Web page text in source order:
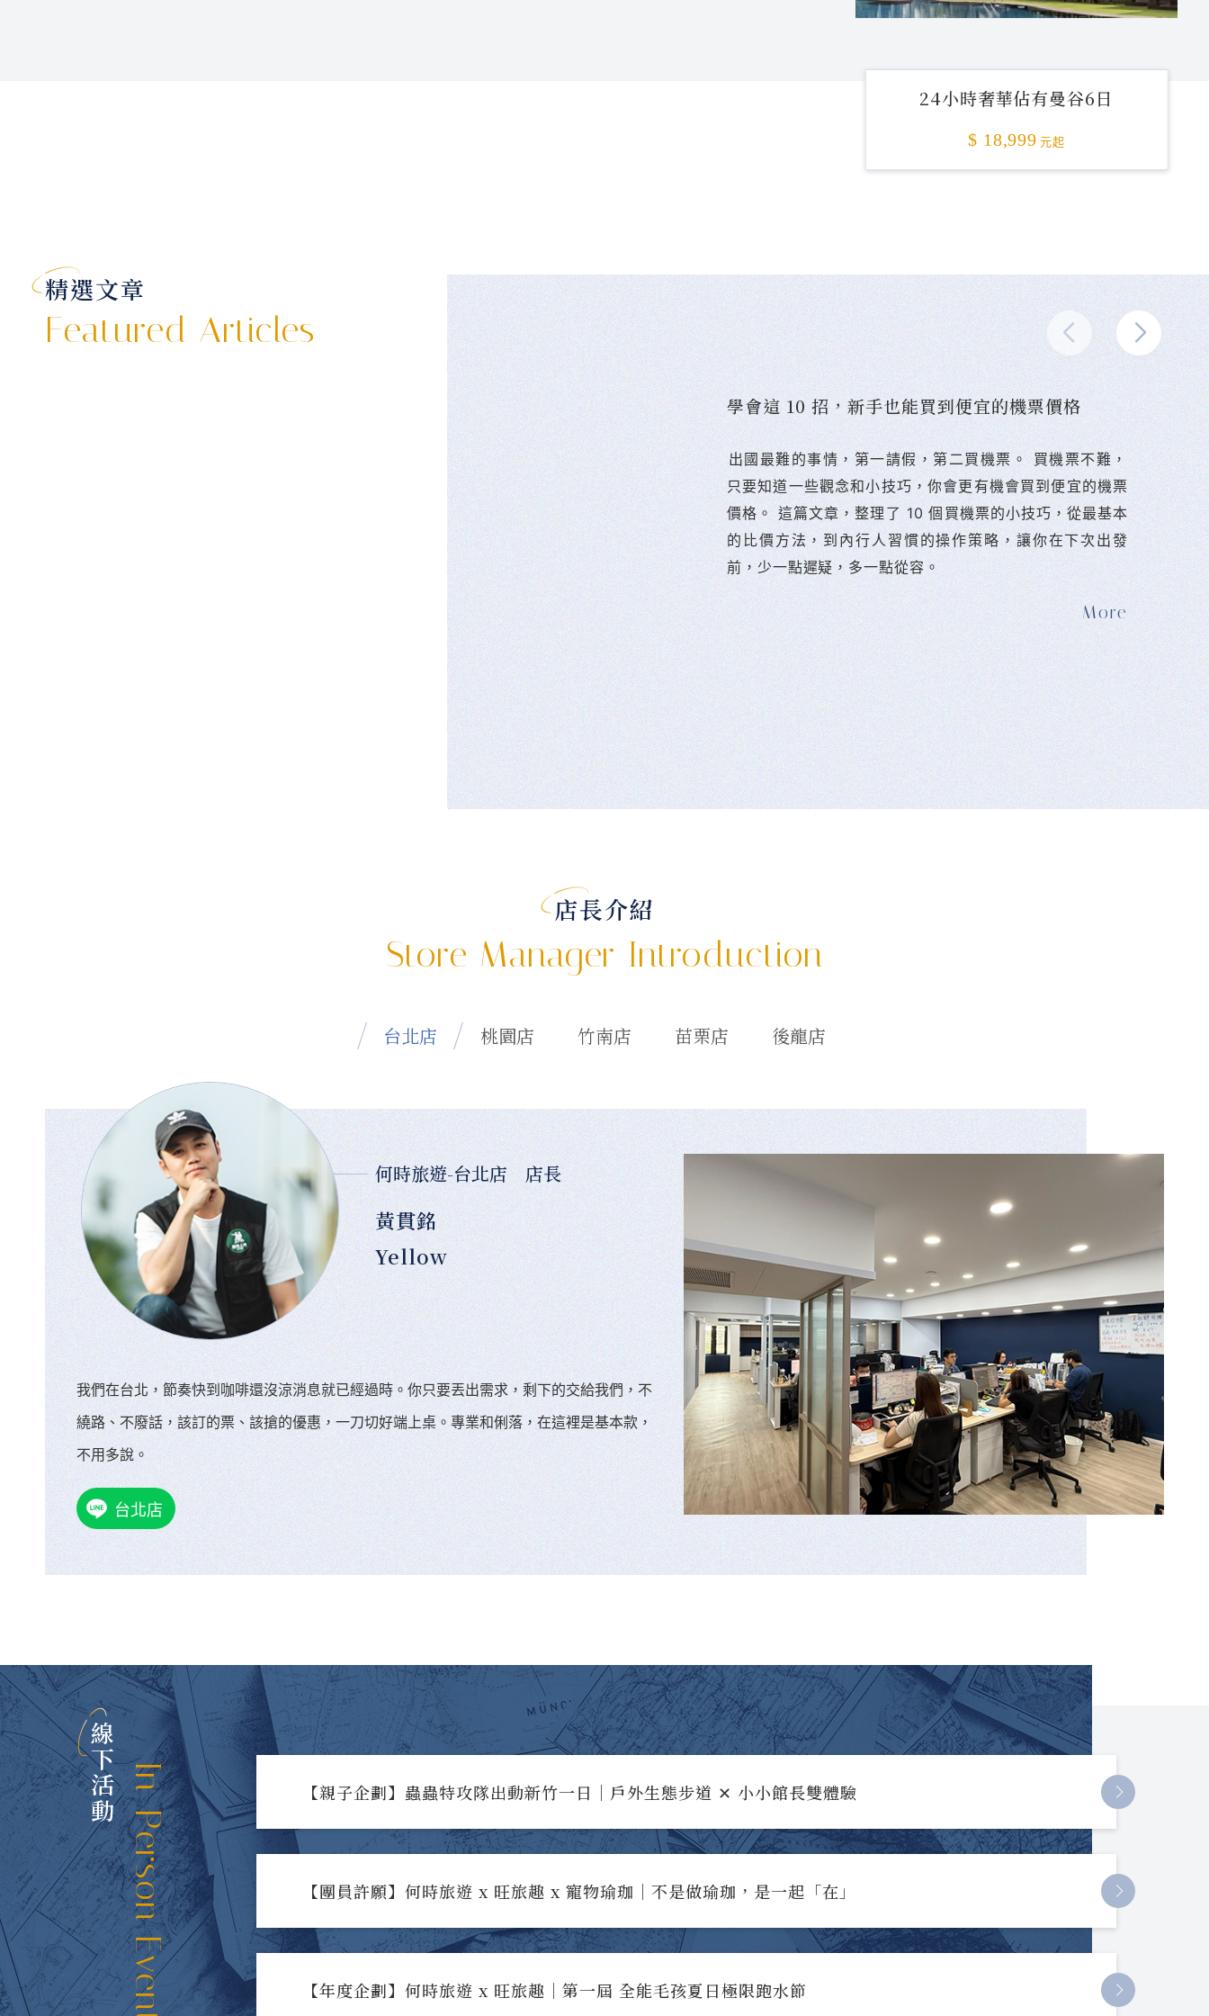
24小時奢華佔有曼谷6日
$ 18,999 元起
精選文章
Featured Articles
學會這 10 招，新手也能買到便宜的機票價格
󠀠出國最難的事情，第一請假，第二買機票。 󠀠買機票不難，
只要知道一些觀念和小技巧，你會更有機會買到便宜的機票
價格。 這篇文章，整理了 10 個買機票的小技巧，從最基本
的比價方法，到內行人習慣的操作策略，讓你在下次出發
前，少一點遲疑，多一點從容。
店長介紹
Store Manager Introduction
台北店 桃園店 竹南店 苗栗店 後龍店
何時旅遊-台北店 店長
黃貫銘
Yellow
我們在台北，節奏快到咖啡還沒涼消息就已經過時。你只要丟出需求，剩下的交給我們，不
繞路、不廢話，該訂的票、該搶的優惠，一刀切好端上桌。專業和俐落，在這裡是基本款，
不用多說。
台北店
線下活動In-Person Events 【親子企劃】蟲蟲特攻隊出動新竹一日｜戶外生態步道 ✕ 小小館長雙體驗
【團員許願】何時旅遊 x 旺旅趣 x 寵物瑜珈｜不是做瑜珈，是一起「在」
【年度企劃】何時旅遊 x 旺旅趣｜第一屆 全能毛孩夏日極限跑水節